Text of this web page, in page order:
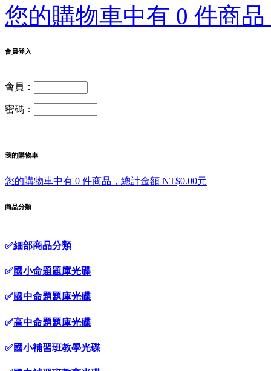
您的購物車中有 0 件商
會員登入
會員：
密碼：
我的購物車
您的購物車中有 0 件商品，總計金額 NT$0.00元
商品分類
✅細部商品分類
✅國小命題題庫光碟
✅國中命題題庫光碟
✅高中命題題庫光碟
✅國小補習班教學光碟